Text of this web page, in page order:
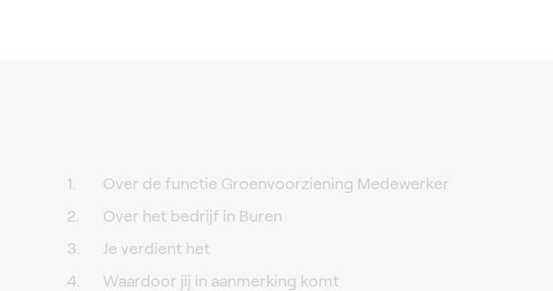
Over de functie Groenvoorziening Medewerker
Over het bedrijf in Buren
Je verdient het
Waardoor jij in aanmerking komt